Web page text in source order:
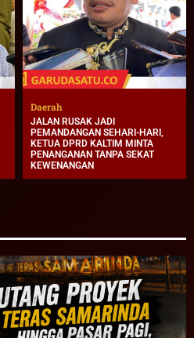
Daerah
JALAN RUSAK JADI
PEMANDANGAN SEHARI-HARI,
KETUA DPRD KALTIM MINTA
PENANGANAN TANPA SEKAT
KEWENANGAN